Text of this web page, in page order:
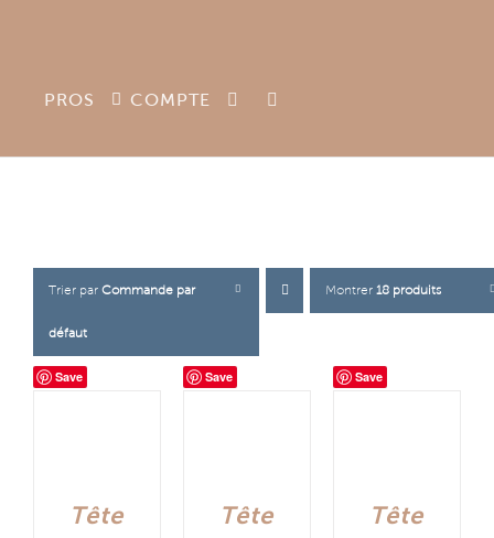
PROS COMPTE
Trier par Commande par
défaut
Montrer 18 produits
Save
Tête
Save
Tête
Save
Tête